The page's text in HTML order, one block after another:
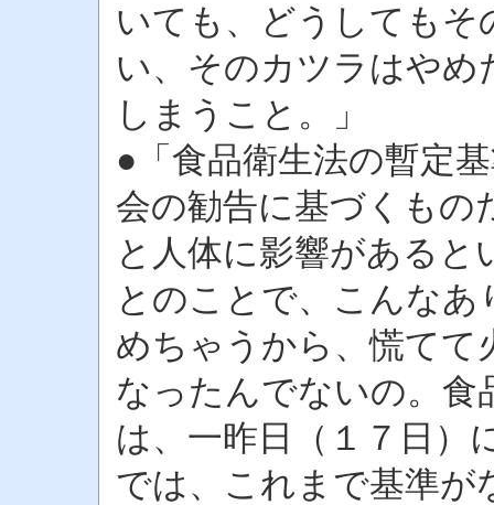
いても、どうしても
い、そのカツラはや
しまうこと。」
●「食品衛生法の暫定
会の勧告に基づくもの
と人体に影響があると
とのことで、こんな
めちゃうから、慌てて
なったんでないの。食
は、一昨日（１７日）
では、これまで基準が